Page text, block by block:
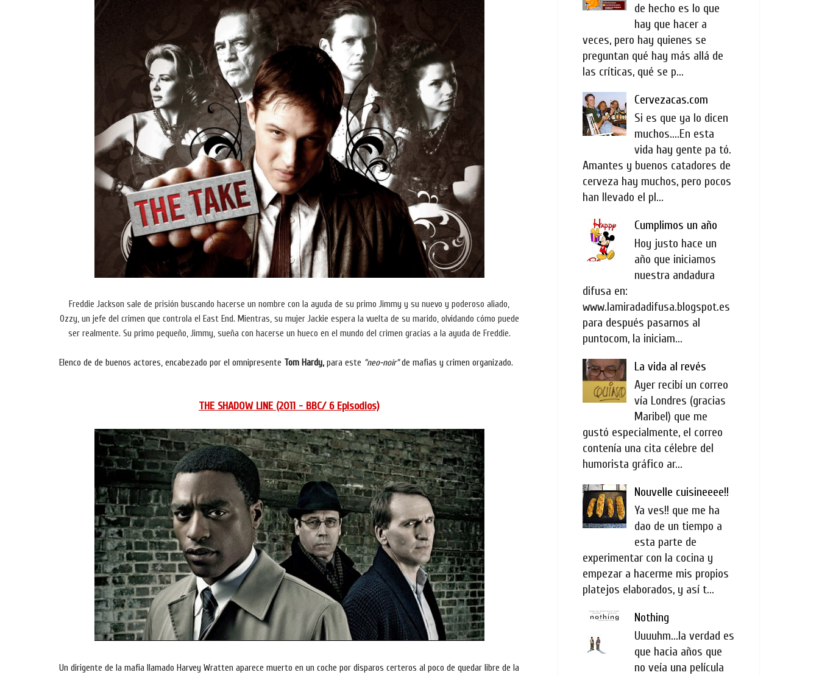
Freddie Jackson sale de prisión buscando hacerse un nombre con la ayuda de su primo Jimmy y su nuevo y poderoso aliado,
Ozzy, un jefe del crimen que controla el East End. Mientras, su mujer Jackie espera la vuelta de su marido, olvidando cómo puede
ser realmente. Su primo pequeño, Jimmy, sueña con hacerse un hueco en el mundo del crimen gracias a la ayuda de Freddie.
Elenco de de buenos actores, encabezado por el omnipresente Tom Hardy, para este "neo-noir"de mafias y crimen organizado.
THE SHADOW LINE (2011 - BBC/ 6 Episodios)
Un dirigente de la mafia llamado Harvey Wratten aparece muerto en un coche por disparos certeros al poco de quedar libre de la
de hecho es lo que
hay que hacer a
veces, pero hay quienes se
preguntan qué hay más allá de
las críticas, qué se p...
Cervezacas.com
Si es que ya lo dicen
muchos....En esta
vida hay gente pa tó.
Amantes y buenos catadores de
cerveza hay muchos, pero pocos
han llevado el pl...
Cumplimos un año
Hoy justo hace un
año que iniciamos
nuestra andadura
difusa en:
www.lamiradadifusa.blogspot.es
para después pasarnos al
puntocom, la iniciam...
La vida al revés
Ayer recibí un correo
vía Londres (gracias
Maribel) que me
gustó especialmente, el correo
contenía una cita célebre del
humorista gráfico ar...
Nouvelle cuisineeee!!
Ya ves!! que me ha
dao de un tiempo a
esta parte de
experimentar con la cocina y
empezar a hacerme mis propios
platejos elaborados, y así t...
Nothing
Uuuuhm...la verdad es
que hacia años que
no veía una película